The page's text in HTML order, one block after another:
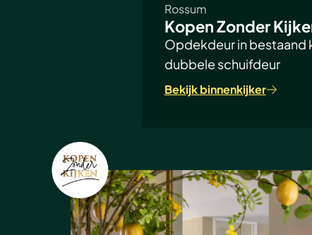
Rossum
Kopen Zonder
Opdekdeur in bestaand
dubbele schuifdeur
Bekijk binnenkijker